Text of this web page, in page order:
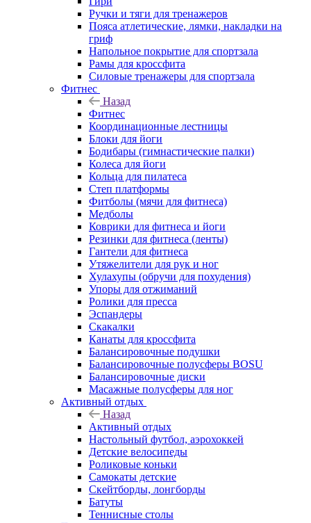
Ручки и тяги для тренажеров
Пояса атлетические, лямки, накладки на
гриф
Напольное покрытие для спортзала
Рамы для кроссфита
Силовые тренажеры для спортзала
Фитнес
Назад
Фитнес
Координационные лестницы
Блоки для йоги
Бодибары (гимнастические палки)
Колеса для йоги
Кольца для пилатеса
Степ платформы
Фитболы (мячи для фитнеса)
Медболы
Коврики для фитнеса и йоги
Резинки для фитнеса (ленты)
Гантели для фитнеса
Утяжелители для рук и ног
Хулахупы (обручи для похудения)
Упоры для отжиманий
Ролики для пресса
Эспандеры
Скакалки
Канаты для кроссфита
Балансировочные подушки
Балансировочные полусферы BOSU
Балансировочные диски
Масажные полусферы для ног
Активный отдых
Назад
Активный отдых
Настольный футбол, аэрохоккей
Детские велосипеды
Роликовые коньки
Самокаты детские
Скейтборды, лонгборды
Батуты
Теннисные столы